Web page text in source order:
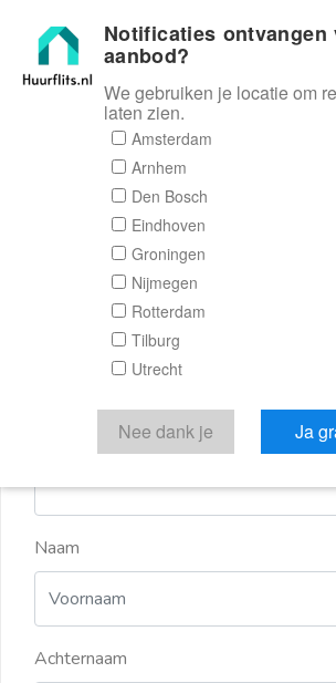
Huurflits
Huurflits
Verstuur je bericht
Door een bericht te sturen kom je in
aanbieder of makelaar van de woning.
Naam
Achternaam
Notificaties ontvangen
aanbod?
We gebruiken je locatie om
laten zien.
Amsterdam
Arnhem
Den Bosch
Eindhoven
Groningen
Nijmegen
Rotterdam
Tilburg
Utrecht
Nee dank je Ja